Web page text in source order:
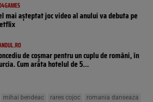
mai așteptat joc video al anului va debuta pe
de coșmar pentru un cuplu de români, în
Cum arăta hotelul de 5...
mihai bendeac rares cojoc romania danseaza